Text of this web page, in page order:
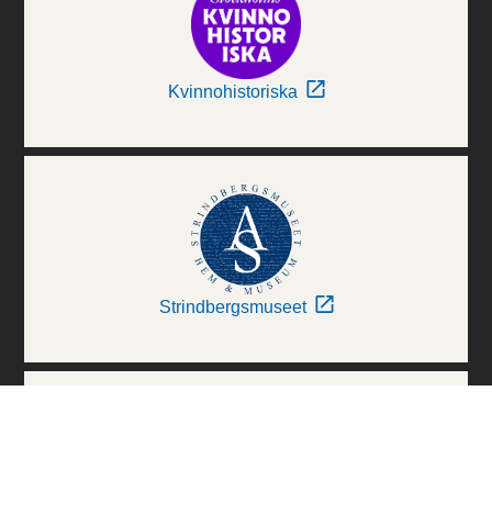
Kvinnohistoriska
Strindbergsmuseet